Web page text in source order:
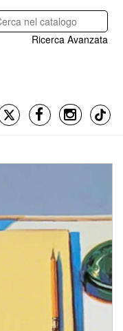
Ricerca Avanzata